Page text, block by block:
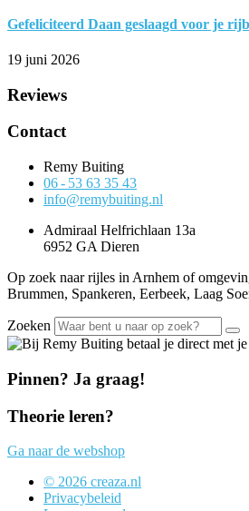
Gefeliciteerd Daan geslaagd voor je
19 juni 2026
Reviews
Contact
Remy Buiting
06 - 53 63 35 43
info@remybuiting.nl
Admiraal Helfrichlaan 13a
6952 GA Dieren
Op zoek naar rijles in Arnhem of
Brummen, Spankeren, Eerbeek, Laag
Zoeken
Pinnen? Ja graag!
Theorie leren?
Ga naar de webshop
© 2026 creaza.nl
Privacybeleid